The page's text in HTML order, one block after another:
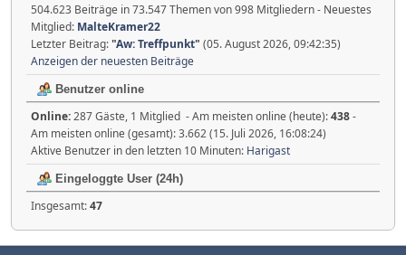
504.623 Beiträge in 73.547 Themen von 998 Mitgliedern - Neuestes
Mitglied: MalteKramer22
Letzter Beitrag:"Aw: Treffpunkt" (05. August 2026, 09:42:35)
Anzeigen der neuesten Beiträge
Benutzer online
Online:287 Gäste, 1 Mitglied - Am meisten online (heute):438-
Am meisten online (gesamt): 3.662 (15. Juli 2026, 16:08:24)
Aktive Benutzer in den letzten 10 Minuten: Harigast
Eingeloggte User (24h)
Insgesamt:47